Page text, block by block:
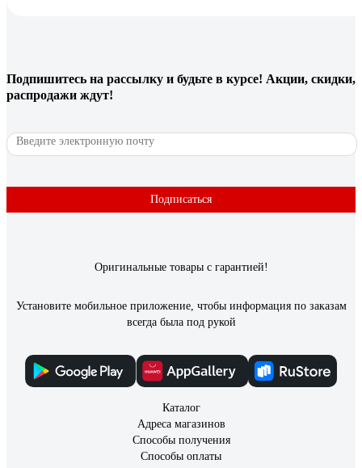
Подпишитесь на рассылку и будьте в курсе! Акции, скидки,
распродажи ждут!
Подписаться
Оригинальные товары с гарантией!
Установите мобильное приложение, чтобы информация по заказам
всегда была под рукой
Каталог
Адреса магазинов
Способы получения
Способы оплаты